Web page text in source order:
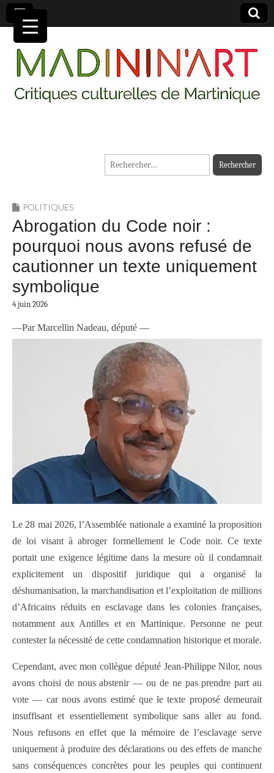
MADININ'ART
Rechercher :
POLITIQUES
Abrogation du Code noir :
pourquoi nous avons refusé de
cautionner un texte uniquement
symbolique
4 juin 2026
—Par Marcellin Nadeau, député —
Le 28 mai 2026, l’Assemblée nationale a examiné la proposition
de loi visant à abroger formellement le Code noir. Ce texte
portait une exigence légitime dans la mesure où il condamnait
explicitement un dispositif juridique qui a organisé la
déshumanisation, la marchandisation et l’exploitation de millions
d’Africains réduits en esclavage dans les colonies françaises,
notamment aux Antilles et en Martinique. Personne ne peut
contester la nécessité de cette condamnation historique et morale.
Cependant, avec mon collègue député Jean-Philippe Nilor, nous
avons choisi de nous abstenir — ou de ne pas prendre part au
vote — car nous avons estimé que le texte proposé demeurait
insuffisant et essentiellement symbolique sans aller au fond.
Nous refusons en effet que la mémoire de l’esclavage serve
uniquement à produire des déclarations ou des effets de manche
sans conséquences concrètes pour les peuples qui continuent